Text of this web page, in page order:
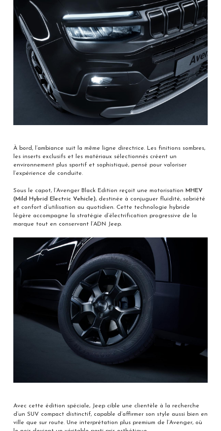
À bord, l’ambiance suit la même ligne directrice. Les finitions sombres,
les inserts exclusifs et les matériaux sélectionnés créent un
environnement plus sportif et sophistiqué, pensé pour valoriser
l’expérience de conduite.
Sous le capot, l’Avenger Black Edition reçoit une motorisation MHEV
(Mild Hybrid Electric Vehicle), destinée à conjuguer fluidité, sobriété
et confort d’utilisation au quotidien. Cette technologie hybride
légère accompagne la stratégie d’électrification progressive de la
marque tout en conservant l’ADN Jeep.
Avec cette édition spéciale, Jeep cible une clientèle à la recherche
d’un SUV compact distinctif, capable d’affirmer son style aussi bien en
ville que sur route. Une interprétation plus premium de l’Avenger, où